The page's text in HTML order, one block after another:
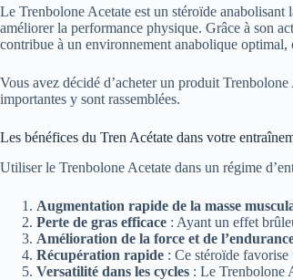
Le Trenbolone Acetate est un stéroïde anabolisant
améliorer la performance physique. Grâce à son
contribue à un environnement anabolique
Vous avez décidé d’acheter un produit
importantes y sont rassemblées.
Les bénéfices du Tren Acétate dans votre
Utiliser le Trenbolone Acetate dans un régime
Augmentation rapide de la masse
Perte de gras efficace : Ayant un effet
Amélioration de la force et de
Récupération rapide : Ce stéroïde
Versatilité dans les cycles : Le Trenbolone